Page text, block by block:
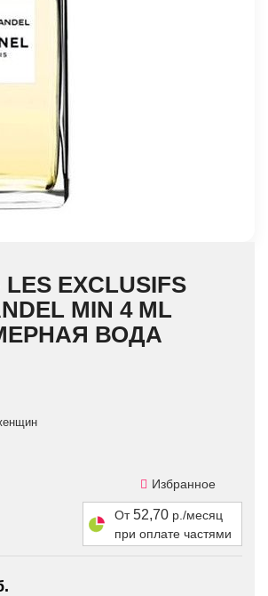
EXCLUSIFS
MIN 4 ML
ВОДА
Избранное
От52,70 р./месяц
при оплате частями